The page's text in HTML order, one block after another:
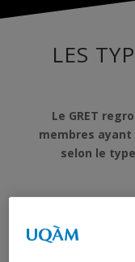
LES
Le GRET
membres
selon le
Les
responsables de